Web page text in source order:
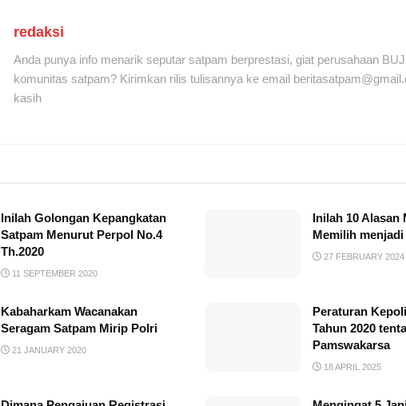
redaksi
Anda punya info menarik seputar satpam berprestasi, giat perusahaan
komunitas satpam? Kirimkan rilis tulisannya ke email
kasih
Inilah Golongan Kepangkatan
Satpam Menurut Perpol No.4
Th.2020
11 SEPTEMBER 2020
Inilah 10 Alasan
Memilih
27 FEBRUARY 2024
Kabaharkam Wacanakan
Seragam Satpam Mirip Polri
21 JANUARY 2020
Peraturan
Tahun 2020
Pamswakarsa
18 APRIL 2025